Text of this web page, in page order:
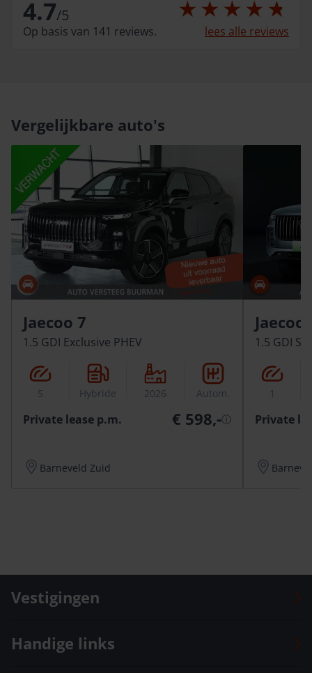
4.7/5
Op basis van 141 reviews. lees alle reviews
Vergelijkbare auto's
Jaecoo 7
1.5 GDI Exclusive PHEV
5 Hybride 2026 Autom.
Private lease p.m. € 598,-ⓘ
Barneveld Zuid
Jaecoo
1.5 GDI
1
Private
Vestigingen
Auto Versteeg Buurman Barneveld Zuid
Handige links